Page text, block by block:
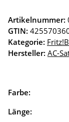
Artikelnummer:
GTIN:
Kategorie:
Hersteller: AC-
Farbe:
Länge: